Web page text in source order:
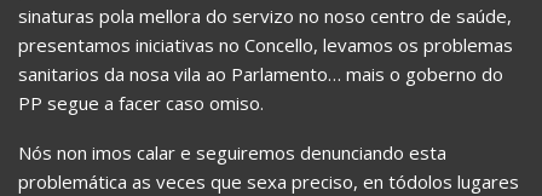
sinaturas pola mellora do servizo no noso centro de saúde,
presentamos iniciativas no Concello, levamos os problemas
sanitarios da nosa vila ao Parlamento… mais o goberno do
PP segue a facer caso omiso.
Nós non imos calar e seguiremos denunciando esta
problemática as veces que sexa preciso, en tódolos lugares